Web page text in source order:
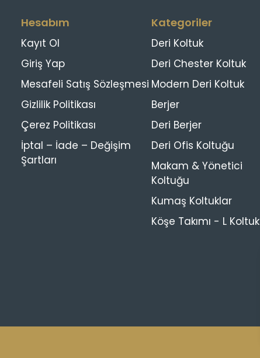
Hesabım
Kayıt Ol
Giriş Yap
Mesafeli Satış Sözleşmesi
Gizlilik Politikası
Çerez Politikası
İptal – İade – Değişim
Şartları
Kategoriler
Deri Koltuk
Deri Chester Koltuk
Modern Deri Koltuk
Berjer
Deri Berjer
Deri Ofis Koltuğu
Makam & Yönetici
Koltuğu
Kumaş Koltuklar
Köşe Takımı - L Koltuk